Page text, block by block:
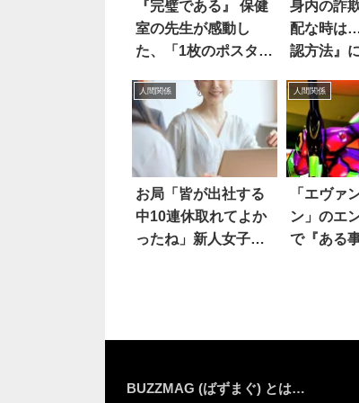
『完璧である』 保健
室の先生が感動し
た、「1枚のポスタ
身内の詐
配な時は
認方法』
人間関係
お局「皆が出社する
中10連休取れてよか
ったね」新人女子の
人間関係
「エヴァ
ン」のエ
で『ある
BUZZMAG (ばずまぐ) とは…